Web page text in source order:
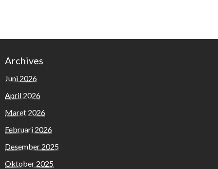
Archives
Juni 2026
April 2026
Maret 2026
Februari 2026
Desember 2025
Oktober 2025